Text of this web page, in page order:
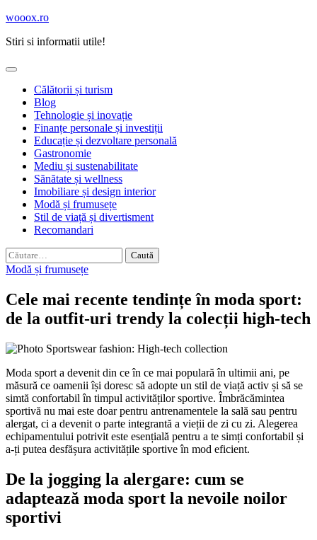
Skip
content
wooox.ro
Stiri si informatii utile!
Călătorii și turism
Blog
Tehnologie și inovație
Finanțe personale și investiții
Educație și dezvoltare personală
Gastronomie
Mediu și sustenabilitate
Sănătate și wellness
Imobiliare și design interior
Modă și frumusețe
Stil de viață și divertisment
Recomandari
Caută
după:
Modă și frumusețe
Cele mai recente tendințe în moda sport:
de la outfit-uri trendy la colecții high-tech
Moda sport a devenit din ce în ce mai populară în ultimii ani, pe
măsură ce oamenii își doresc să adopte un stil de viață activ și să se
simtă confortabil în timpul activităților sportive. Îmbrăcămintea
sportivă nu mai este doar pentru antrenamentele la sală sau pentru
alergat, ci a devenit o parte integrantă a vieții de zi cu zi. Alegerea
echipamentului potrivit este esențială pentru a te simți confortabil și
a-ți putea desfășura activitățile sportive în mod eficient.
De la jogging la alergare: cum se
adaptează moda sport la nevoile noilor
sportivi